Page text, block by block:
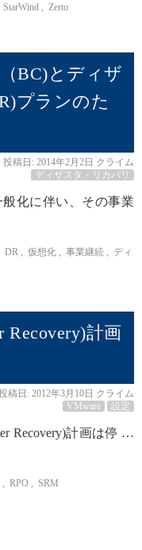
StarWind Zerto
BC)とディザ
プランのた
投稿日: 2014年2月2日 クライム
ディザスタ・リカバリ
化に伴い、その事業
DR 仮想化 事業継続
ディ
Recovery)計画
稿日: 2012年3月10日 クライム
VMware
設定
Recovery)計画は停 …
RPO SRM